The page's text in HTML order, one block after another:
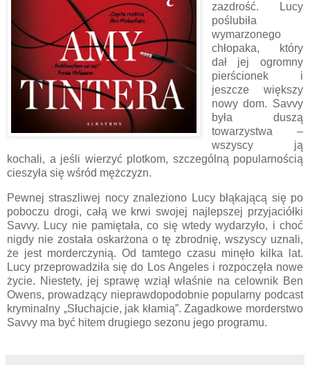
zazdrość. Lucy
poślubiła
wymarzonego
chłopaka, który
dał jej ogromny
pierścionek i
jeszcze większy
nowy dom. Savvy
była duszą
towarzystwa –
wszyscy ją
kochali, a jeśli wierzyć plotkom, szczególną popularnością
cieszyła się wśród mężczyzn.
Pewnej straszliwej nocy znaleziono Lucy błąkającą się po
poboczu drogi, całą we krwi swojej najlepszej przyjaciółki
Savvy. Lucy nie pamiętała, co się wtedy wydarzyło, i choć
nigdy nie została oskarżona o tę zbrodnię, wszyscy uznali,
że jest morderczynią. Od tamtego czasu minęło kilka lat.
Lucy przeprowadziła się do Los Angeles i rozpoczęła nowe
życie. Niestety, jej sprawę wziął właśnie na celownik Ben
Owens, prowadzący nieprawdopodobnie popularny podcast
kryminalny „Słuchajcie, jak kłamią”. Zagadkowe morderstwo
Savvy ma być hitem drugiego sezonu jego programu.